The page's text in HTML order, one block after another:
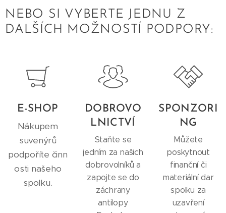
NEBO SI VYBERTE JEDNU Z
DALŠÍCH MOŽNOSTÍ PODPORY:
E-SHOP
Nákupem
suvenýrů
podpoříte činn
osti našeho
spolku.
DOBROVO
LNICTVÍ
Staňte se
jedním za našich
dobrovolníků a
zapojte se do
záchrany
antilopy
SPONZORI
NG
Můžete
poskytnout
finanční či
materiální dar
spolku za
uzavření